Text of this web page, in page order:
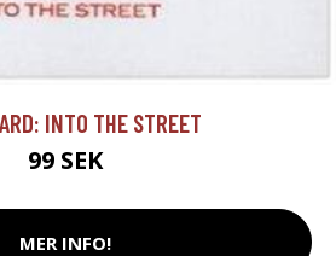
INTO THE STREET
99 SEK
MER INFO!